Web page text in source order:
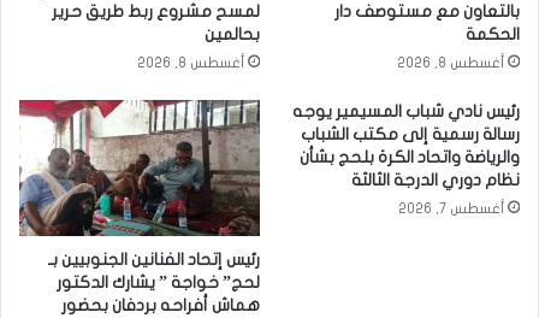
بالتعاون مع مستوصف دار
الحكمة
أغسطس 8, 2026
لمسح مشروع ربط طريق حرير
بحالمين
أغسطس 8, 2026
رئيس نادي شباب المسيمير يوجه
رسالة رسمية إلى مكتب الشباب
والرياضة واتحاد الكرة بلحج بشأن
نظام دوري الدرجة الثالثة
أغسطس 7, 2026
رئيس إتحاد الفنانين الجنوبيين بـ
لحج” خواجة ” يشارك الدكتور
هماش أفراحه بردفان بحضور